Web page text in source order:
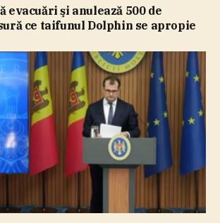
evacuări şi anulează 500 de
ce taifunul Dolphin se apropie